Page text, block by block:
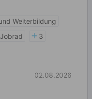
Weiterbildung
Jobrad
3
02.08.2026